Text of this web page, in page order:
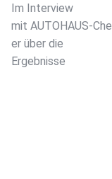
Im Interview
mit AUTOHAUS-
er über die
Ergebnisse